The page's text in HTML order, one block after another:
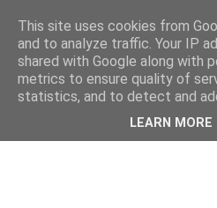
This site uses cookies from
and to analyze traffic. Your IP
shared with Google along with
metrics to ensure quality of
statistics, and to detect and
LEARN MORE